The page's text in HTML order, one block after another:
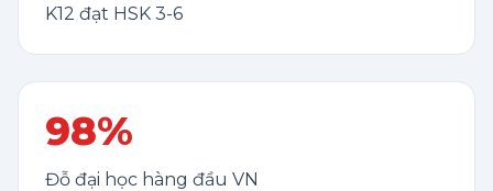
K12 đạt HSK 3-6
98%
Đỗ đại học hàng đầu VN